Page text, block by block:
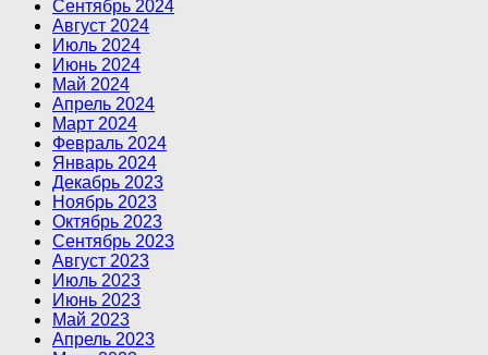
Сентябрь 2024
Август 2024
Июль 2024
Июнь 2024
Май 2024
Апрель 2024
Март 2024
Февраль 2024
Январь 2024
Декабрь 2023
Ноябрь 2023
Октябрь 2023
Сентябрь 2023
Август 2023
Июль 2023
Июнь 2023
Май 2023
Апрель 2023